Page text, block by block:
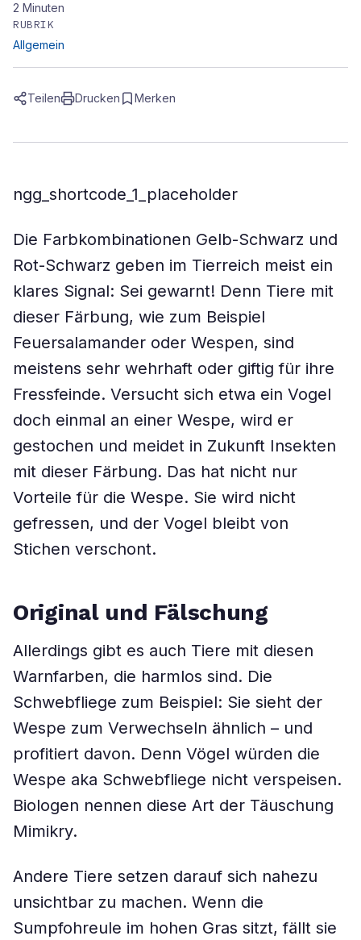
2 Minuten
RUBRIK
Allgemein
Teilen Drucken Merken
ngg_shortcode_1_placeholder
Die Farbkombinationen Gelb-Schwarz und
Rot-Schwarz geben im Tierreich meist ein
klares Signal: Sei gewarnt! Denn Tiere mit
dieser Färbung, wie zum Beispiel
Feuersalamander oder Wespen, sind
meistens sehr wehrhaft oder giftig für ihre
Fressfeinde. Versucht sich etwa ein Vogel
doch einmal an einer Wespe, wird er
gestochen und meidet in Zukunft Insekten
mit dieser Färbung. Das hat nicht nur
Vorteile für die Wespe. Sie wird nicht
gefressen, und der Vogel bleibt von
Stichen verschont.
Original und Fälschung
Allerdings gibt es auch Tiere mit diesen
Warnfarben, die harmlos sind. Die
Schwebfliege zum Beispiel: Sie sieht der
Wespe zum Verwechseln ähnlich – und
profitiert davon. Denn Vögel würden die
Wespe aka Schwebfliege nicht verspeisen.
Biologen nennen diese Art der Täuschung
Mimikry.
Andere Tiere setzen darauf sich nahezu
unsichtbar zu machen. Wenn die
Sumpfohreule im hohen Gras sitzt, fällt sie